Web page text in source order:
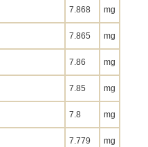
7.868 mg
7.865 mg
7.86 mg
7.85 mg
7.8 mg
7.779 mg